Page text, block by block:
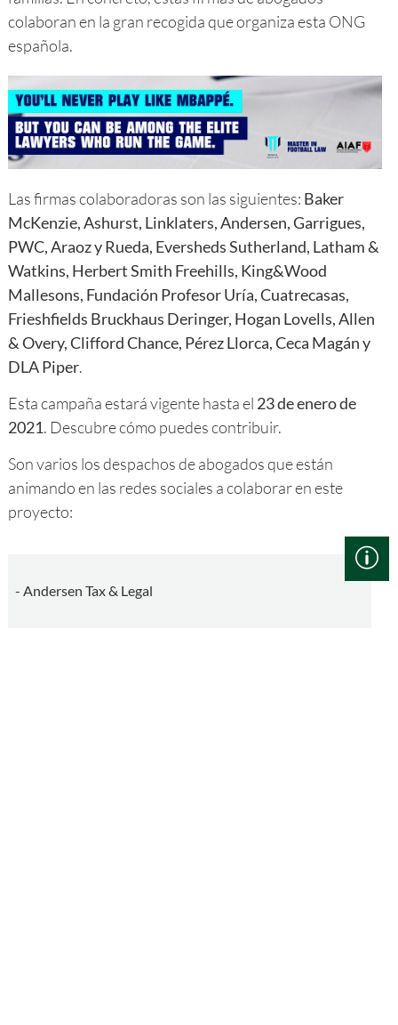
colaboran en la gran recogida que organiza esta ONG
española.
Las firmas colaboradoras son las siguientes: Baker
McKenzie, Ashurst, Linklaters, Andersen, Garrigues,
PWC, Araoz y Rueda, Eversheds Sutherland, Latham &
Watkins, Herbert Smith Freehills, King&Wood
Mallesons, Fundación Profesor Uría, Cuatrecasas,
Frieshfields Bruckhaus Deringer, Hogan Lovells, Allen
& Overy, Clifford Chance, Pérez Llorca, Ceca Magán y
DLA Piper.
Esta campaña estará vigente hasta el 23 de enero de
2021. Descubre cómo puedes contribuir.
Son varios los despachos de abogados que están
animando en las redes sociales a colaborar en este
proyecto:
- Andersen Tax & Legal